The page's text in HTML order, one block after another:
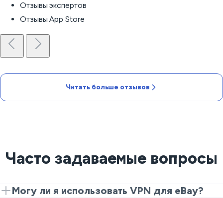
Отзывы экспертов
Отзывы App Store
Читать больше отзывов
Часто задаваемые вопросы
Могу ли я использовать VPN для eBay?